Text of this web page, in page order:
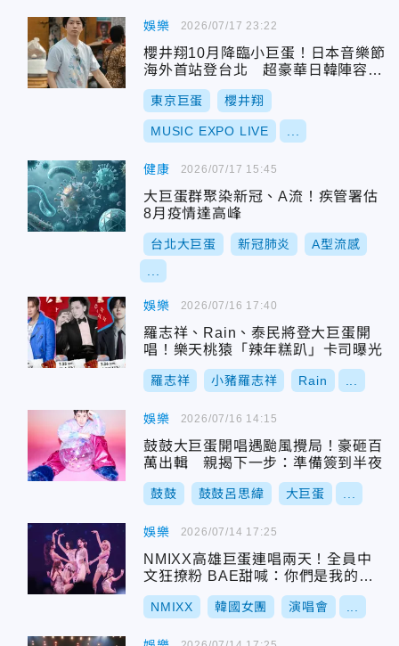
娛樂
櫻井翔10月降臨小巨蛋！日本音樂節
海外首站登台北 超豪華日韓陣容公
開
東京巨蛋 櫻井翔
MUSIC EXPO LIVE
2026/07/17 23:22
健康
大巨蛋群聚染新冠、A流！疾管署估
8月疫情達高峰
台北大巨蛋 新冠肺炎 A型流感
2026/07/17 15:45
娛樂
羅志祥、Rain、泰民將登大巨蛋開
唱！樂天桃猿「辣年糕趴」卡司曝光
羅志祥 小豬羅志祥 Rain
2026/07/16 17:40
娛樂
鼓鼓大巨蛋開唱遇颱風攪局！豪砸百
萬出輯 親揭下一步：準備簽到半夜
鼓鼓 鼓鼓呂思緯 大巨蛋
2026/07/16 14:15
娛樂
NMIXX高雄巨蛋連唱兩天！全員中
文狂撩粉 BAE甜喊：你們是我的寶B
AE～
NMIXX 韓國女團 演唱會
2026/07/14 17:25